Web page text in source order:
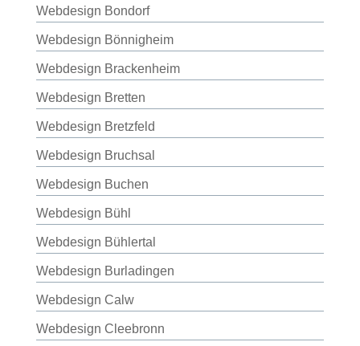
Webdesign Bondorf
Webdesign Bönnigheim
Webdesign Brackenheim
Webdesign Bretten
Webdesign Bretzfeld
Webdesign Bruchsal
Webdesign Buchen
Webdesign Bühl
Webdesign Bühlertal
Webdesign Burladingen
Webdesign Calw
Webdesign Cleebronn